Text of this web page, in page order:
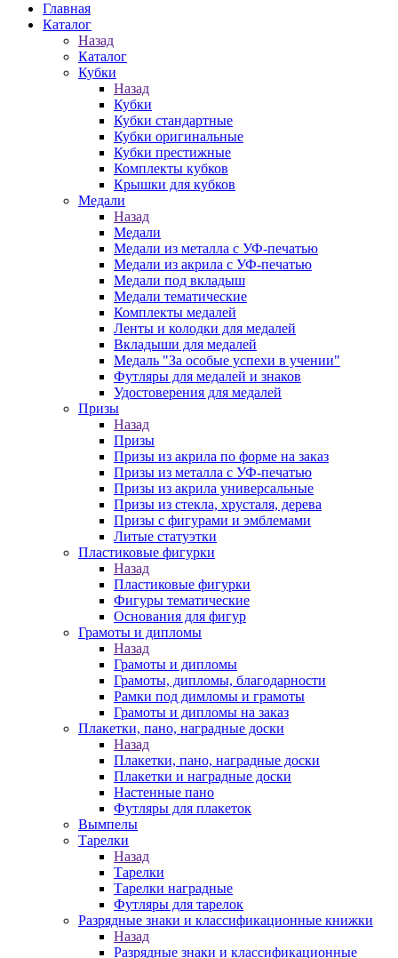
Главная
Каталог
Назад
Каталог
Кубки
Назад
Кубки
Кубки стандартные
Кубки оригинальные
Кубки престижные
Комплекты кубков
Крышки для кубков
Медали
Назад
Медали
Медали из металла с УФ-печатью
Медали из акрила с УФ-печатью
Медали под вкладыш
Медали тематические
Комплекты медалей
Ленты и колодки для медалей
Вкладыши для медалей
Медаль "За особые успехи в учении"
Футляры для медалей и знаков
Удостоверения для медалей
Призы
Назад
Призы
Призы из акрила по форме на заказ
Призы из металла с УФ-печатью
Призы из акрила универсальные
Призы из стекла, хрусталя, дерева
Призы с фигурами и эмблемами
Литые статуэтки
Пластиковые фигурки
Назад
Пластиковые фигурки
Фигуры тематические
Основания для фигур
Грамоты и дипломы
Назад
Грамоты и дипломы
Грамоты, дипломы, благодарности
Рамки под димломы и грамоты
Грамоты и дипломы на заказ
Плакетки, пано, наградные доски
Назад
Плакетки, пано, наградные доски
Плакетки и наградные доски
Настенные пано
Футляры для плакеток
Вымпелы
Тарелки
Назад
Тарелки
Тарелки наградные
Футляры для тарелок
Разрядные знаки и классификационные книжки
Назад
Разрядные знаки и классификационные